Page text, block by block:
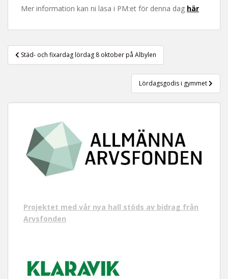
Mer information kan ni läsa i PM:et för denna dag här
Inläggsnavigering
Städ- och fixardag lördag 8 oktober på Albylen
Lördagsgodis i gymmet
Projektet med vår nya hall stöds av bidrag från
Arvsfonden